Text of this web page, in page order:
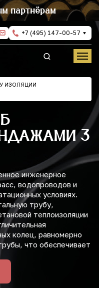
партнёрам
+7 (495) 147-00-57
ИЗОЛЯЦИИ
3
инженерное
водопроводов и
условиях.
трубу,
теплоизоляции
колец, равномерно
что обеспечивает